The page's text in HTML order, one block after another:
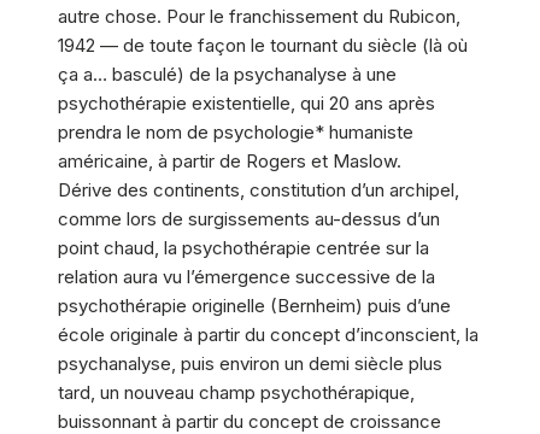
autre chose. Pour le franchissement du Rubicon,
1942 — de toute façon le tournant du siècle (là où
ça a… basculé) de la psychanalyse à une
psychothérapie existentielle, qui 20 ans après
prendra le nom de psychologie* humaniste
américaine, à partir de Rogers et Maslow.
Dérive des continents, constitution d’un archipel,
comme lors de surgissements au-dessus d’un
point chaud, la psychothérapie centrée sur la
relation aura vu l’émergence successive de la
psychothérapie originelle (Bernheim) puis d’une
école originale à partir du concept d’inconscient, la
psychanalyse, puis environ un demi siècle plus
tard, un nouveau champ psychothérapique,
buissonnant à partir du concept de croissance